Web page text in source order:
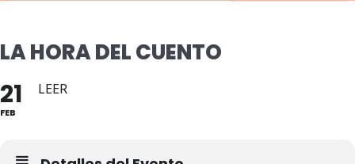
LA HORA DEL CUENTO
21
FEB
LEER